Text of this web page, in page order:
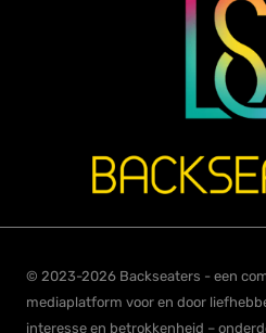
© 2023-2026 Backseaters - een
mediaplatform voor en door
interesse en betrokkenheid –